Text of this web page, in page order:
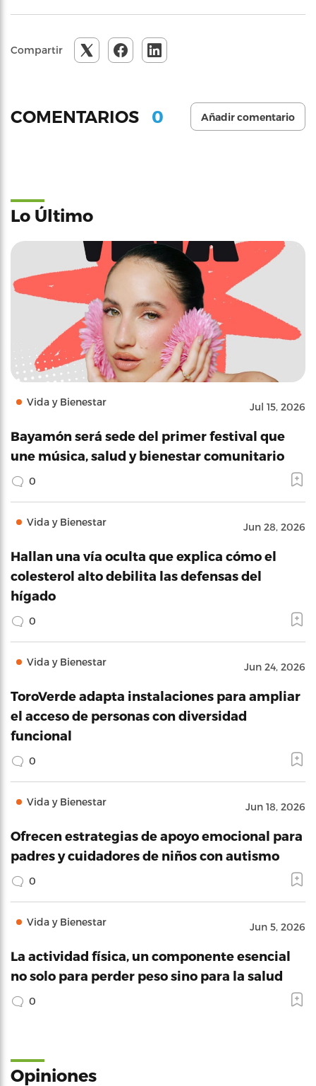
Compartir
COMENTARIOS 0 Añadir comentario
Lo Último
Vida y Bienestar Jul 15, 2026
Bayamón será sede del primer festival que
une música, salud y bienestar comunitario
0
Vida y Bienestar Jun 28, 2026
Hallan una vía oculta que explica cómo el
colesterol alto debilita las defensas del
hígado
0
Vida y Bienestar Jun 24, 2026
ToroVerde adapta instalaciones para ampliar
el acceso de personas con diversidad
funcional
0
Vida y Bienestar Jun 18, 2026
Ofrecen estrategias de apoyo emocional para
padres y cuidadores de niños con autismo
0
Vida y Bienestar Jun 5, 2026
La actividad física, un componente esencial
no solo para perder peso sino para la salud
0
Opiniones